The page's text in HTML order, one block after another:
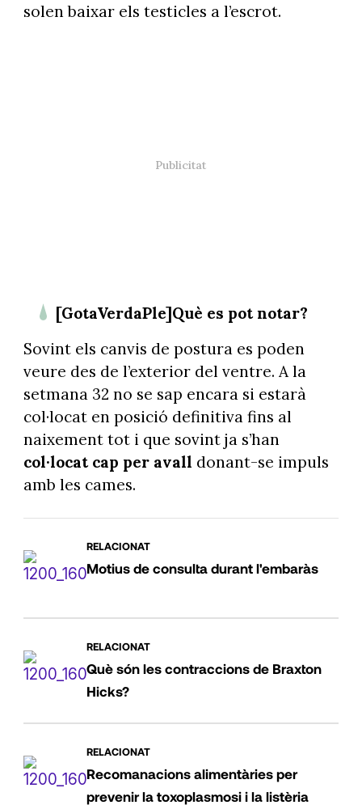
solen baixar els testicles a l’escrot.
[GotaVerdaPle]Què es pot notar?
Sovint els canvis de postura es poden
veure des de l’exterior del ventre. A la
setmana 32 no se sap encara si estarà
col·locat en posició definitiva fins al
naixement tot i que sovint ja s’han
col·locat cap per avall donant-se impuls
amb les cames.
RELACIONAT
Motius de consulta durant l'embaràs
RELACIONAT
Què són les contraccions de Braxton
Hicks?
RELACIONAT
Recomanacions alimentàries per
prevenir la toxoplasmosi i la listèria